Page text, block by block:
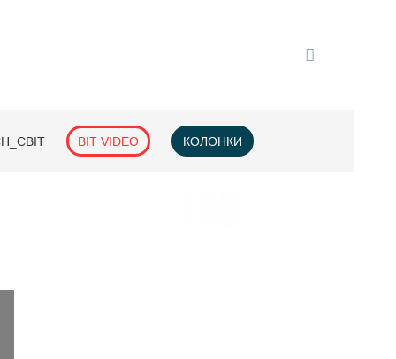
BIT VIDEO КОЛОНКИ